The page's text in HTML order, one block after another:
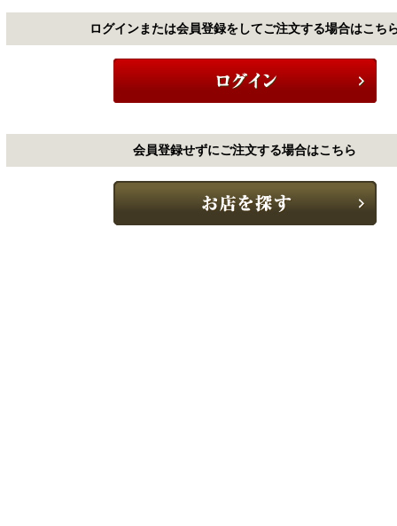
ログインまたは会員登録をしてご注文する場合はこち
会員登録せずにご注文する場合はこちら